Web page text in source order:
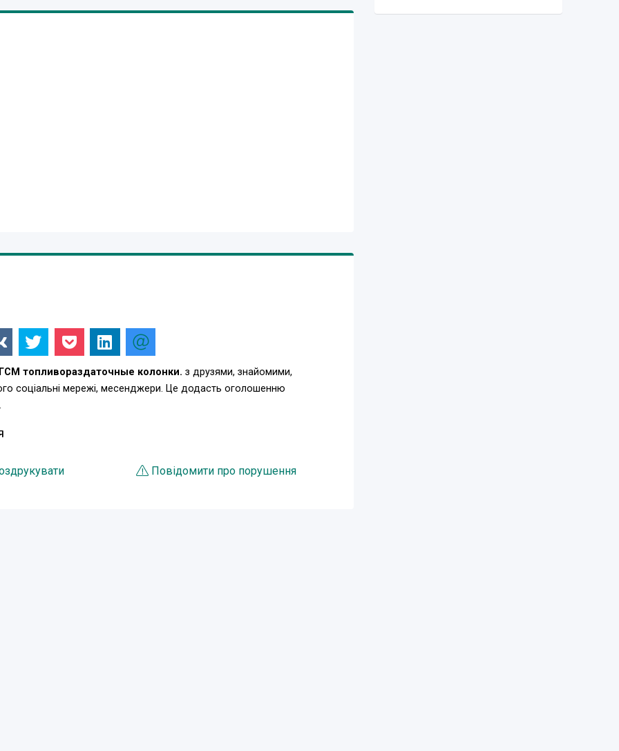
топливораздаточные колонки. з друзями, знайомими,
соціальні мережі, месенджери. Це додасть оголошенню
Повідомити про порушення